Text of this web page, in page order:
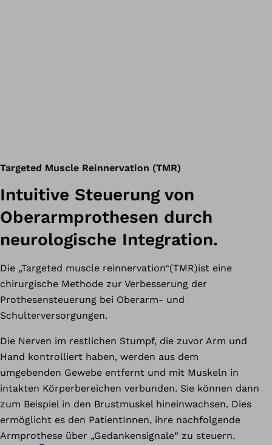
Targeted Muscle Reinnervation (TMR)
Intuitive Steuerung von
Oberarmprothesen durch
neurologische Integration.
Die „Targeted muscle reinnervation“(TMR)ist eine
chirurgische Methode zur Verbesserung der
Prothesensteuerung bei Oberarm- und
Schulterversorgungen.
Die Nerven im restlichen Stumpf, die zuvor Arm und
Hand kontrolliert haben, werden aus dem
umgebenden Gewebe entfernt und mit Muskeln in
intakten Körperbereichen verbunden. Sie können dann
zum Beispiel in den Brustmuskel hineinwachsen. Dies
ermöglicht es den PatientInnen, ihre nachfolgende
Armprothese über „Gedankensignale“ zu steuern.